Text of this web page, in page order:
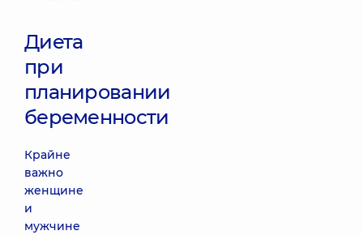
Диета
при
планировании
беременности
Крайне
важно
женщине
и
мужчине